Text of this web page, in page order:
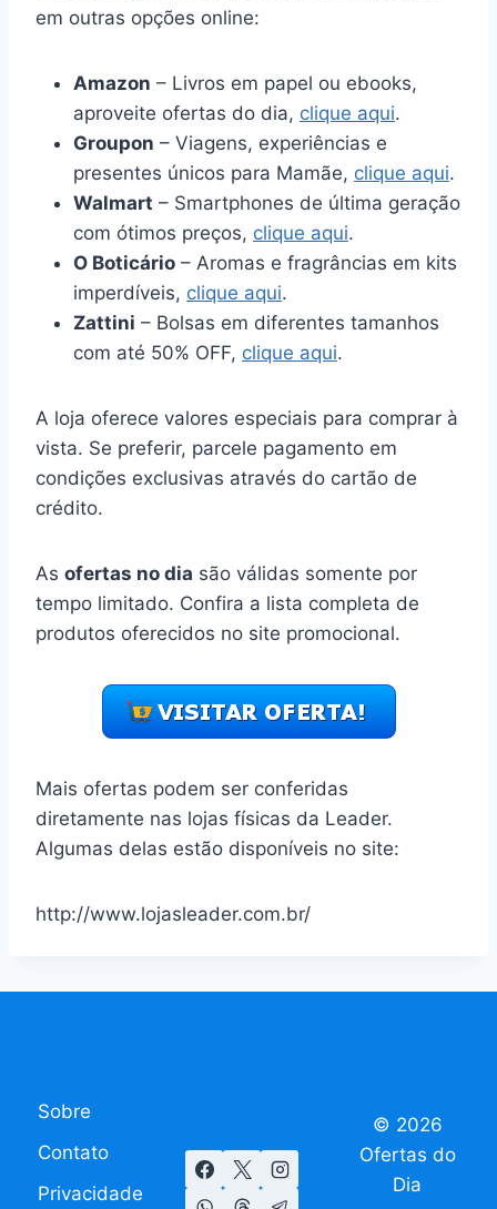
em outras opções online:
Amazon – Livros em papel ou ebooks,
aproveite ofertas do dia, clique aqui.
Groupon – Viagens, experiências e
presentes únicos para Mamãe, clique aqui.
Walmart – Smartphones de última geração
com ótimos preços, clique aqui.
O Boticário – Aromas e fragrâncias em kits
imperdíveis, clique aqui.
Zattini – Bolsas em diferentes tamanhos
com até 50% OFF, clique aqui.
A loja oferece valores especiais para comprar à
vista. Se preferir, parcele pagamento em
condições exclusivas através do cartão de
crédito.
As ofertas no dia são válidas somente por
tempo limitado. Confira a lista completa de
produtos oferecidos no site promocional.
Mais ofertas podem ser conferidas
diretamente nas lojas físicas da Leader.
Algumas delas estão disponíveis no site:
http://www.lojasleader.com.br/
Sobre
Contato
Privacidade
© 2026
Ofertas do
Dia